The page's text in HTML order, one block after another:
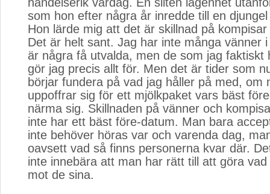
som hon efter några år inredde till en
Hon lärde mig att det är skillnad på
Det är helt sant. Jag har inte många vänner
är några få utvalda, men de som jag faktiskt
gör jag precis allt för. Men det är tider som
börjar fundera på vad jag håller på med, om
uppoffrar sig för ett mjölkpaket vars bäst
närma sig. Skillnaden på vänner och
inte har ett bäst före-datum. Man bara
inte behöver höras var och varenda dag,
oavsett vad så finns personerna kvar där.
inte innebära att man har rätt till att göra
mot de sina.